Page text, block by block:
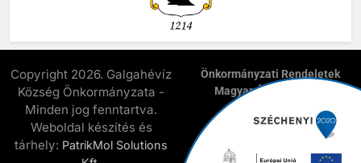
Copyright 2026. Galgahévíz
Község Önkormányzata -
Minden jog fenntartva.
Weboldal készítés és
tárhely: PatrikMol Solutions
Önkormányzati Rendeletek
Magyar Államkincstár
E-Önkormányzat
Elnyert Széchenyi 2020
Kapcsolat